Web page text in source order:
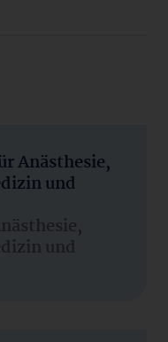
Anästhesie,
und
und